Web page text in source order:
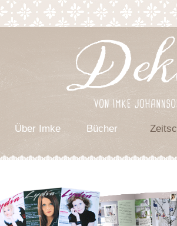
Über Imke Bücher